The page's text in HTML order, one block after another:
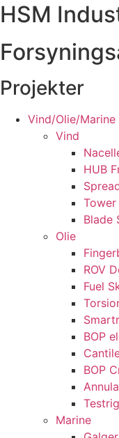
Faciliteter
Historie
QHSE
Kontakt
HSM
Projekter
Vind/Olie/Marine
Vind
HUB
Blade
Olie
ROV
Fuel
BOP
BOP
Testrig
Marine